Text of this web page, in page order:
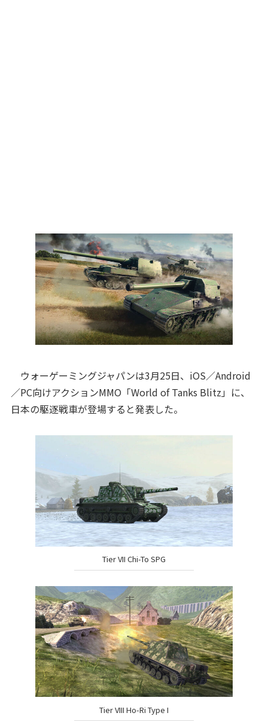
ウォーゲーミングジャパンは3月25日、iOS／Android
／PC向けアクションMMO「World of Tanks Blitz」に、
日本の駆逐戦車が登場すると発表した。
Tier VII Chi-To SPG
Tier VIII Ho-Ri Type I